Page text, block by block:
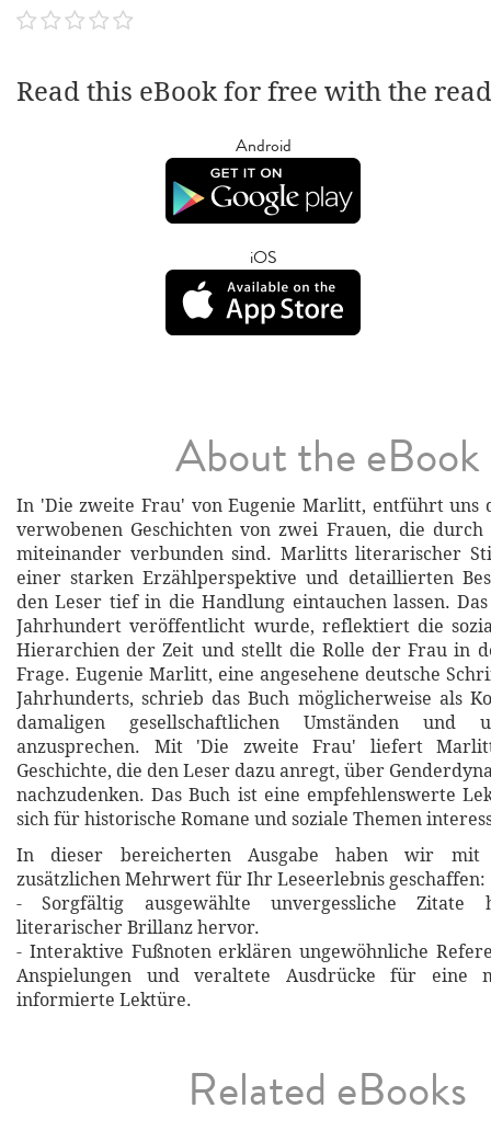
Read this eBook for free with the
Android
iOS
About the eBook
In 'Die zweite Frau' von Eugenie Marlitt, entführt uns
verwobenen Geschichten von zwei Frauen, die durch
miteinander verbunden sind. Marlitts literarischer
einer starken Erzählperspektive und detaillierten
den Leser tief in die Handlung eintauchen lassen.
Jahrhundert veröffentlicht wurde, reflektiert die
Hierarchien der Zeit und stellt die Rolle der Frau in
Frage. Eugenie Marlitt, eine angesehene deutsche
Jahrhunderts, schrieb das Buch möglicherweise als
damaligen gesellschaftlichen Umständen und
anzusprechen. Mit 'Die zweite Frau' liefert
Geschichte, die den Leser dazu anregt, über
nachzudenken. Das Buch ist eine empfehlenswerte
sich für historische Romane und soziale Themen
In dieser bereicherten Ausgabe haben wir mit
zusätzlichen Mehrwert für Ihr Leseerlebnis geschaffen:
- Sorgfältig ausgewählte unvergessliche Zitate
literarischer Brillanz hervor.
- Interaktive Fußnoten erklären ungewöhnliche
Anspielungen und veraltete Ausdrücke für eine
informierte Lektüre.
Related eBooks